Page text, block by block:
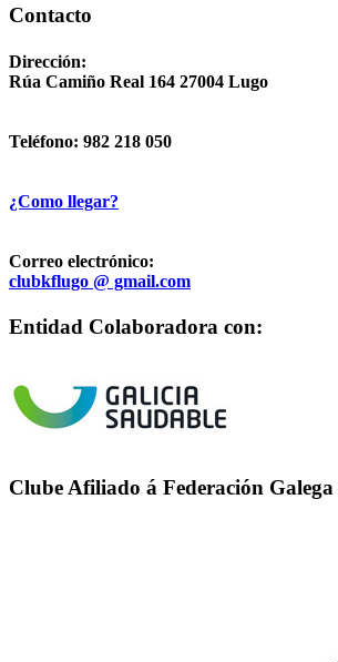
Contacto
Dirección:
Rúa Camiño Real 164 27004 Lugo
Teléfono: 982 218 050
¿Como llegar?
Correo electrónico:
clubkflugo @ gmail.com
Entidad Colaboradora con:
Clube Afiliado á Federación